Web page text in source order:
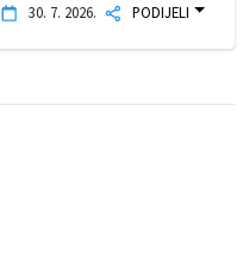
30. 7. 2026. PODIJELI